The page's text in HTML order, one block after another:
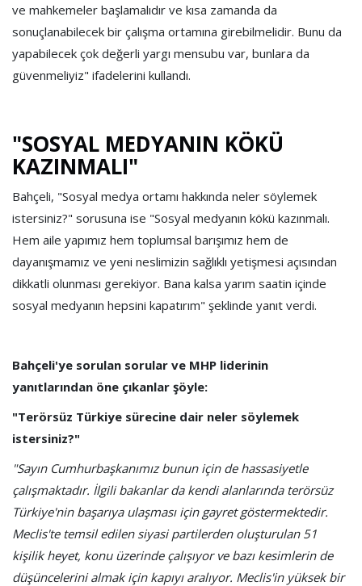
ve mahkemeler başlamalıdır ve kısa zamanda da
sonuçlanabilecek bir çalışma ortamına girebilmelidir. Bunu da
yapabilecek çok değerli yargı mensubu var, bunlara da
güvenmeliyiz" ifadelerini kullandı.
"SOSYAL MEDYANIN KÖKÜ
KAZINMALI"
Bahçeli, "Sosyal medya ortamı hakkında neler söylemek
istersiniz?" sorusuna ise "Sosyal medyanın kökü kazınmalı.
Hem aile yapımız hem toplumsal barışımız hem de
dayanışmamız ve yeni neslimizin sağlıklı yetişmesi açısından
dikkatli olunması gerekiyor. Bana kalsa yarım saatin içinde
sosyal medyanın hepsini kapatırım" şeklinde yanıt verdi.
Bahçeli'ye sorulan sorular ve MHP liderinin
yanıtlarından öne çıkanlar şöyle:
"Terörsüz Türkiye sürecine dair neler söylemek
istersiniz?"
"Sayın Cumhurbaşkanımız bunun için de hassasiyetle
çalışmaktadır. İlgili bakanlar da kendi alanlarında terörsüz
Türkiye'nin başarıya ulaşması için gayret göstermektedir.
Meclis'te temsil edilen siyasi partilerden oluşturulan 51
kişilik heyet, konu üzerinde çalışıyor ve bazı kesimlerin de
düşüncelerini almak için kapıyı aralıyor. Meclis'in yüksek bir